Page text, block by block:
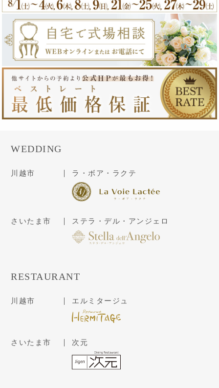
WEDDING
川越市 ラ・ボア・ラクテ
さいたま市 ステラ・デル・アンジェロ
RESTAURANT
川越市 エルミタージュ
さいたま市 次元